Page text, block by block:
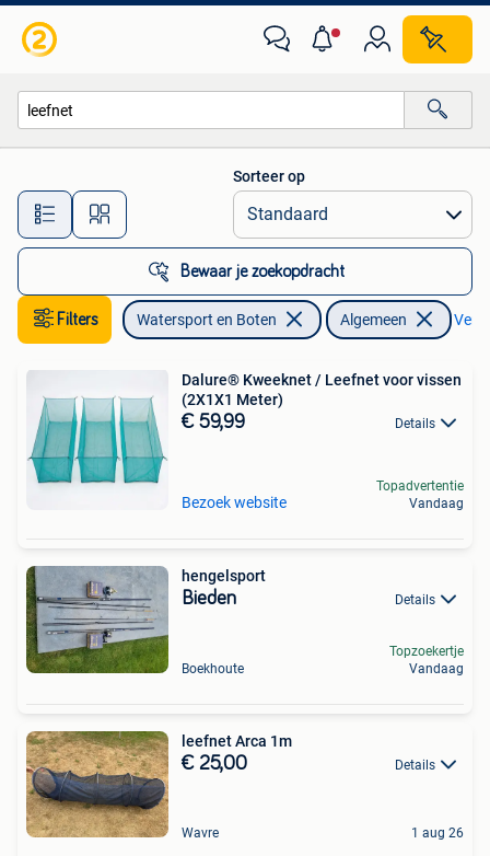
Alle afstanden…
Sorteer op
Bewaar je zoekopdracht
Filters Watersport en Boten Algemeen
Dalure® Kweeknet / Leefnet voor vissen
(2X1X1 Meter)
€ 59,99 Details
Bezoek website
Topadvertentie
Vandaag
hengelsport
Bieden Details
Boekhoute
Topzoekertje
Vandaag
leefnet Arca 1m
€ 25,00 Details
Wavre 1 aug 26